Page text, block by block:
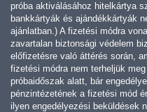
próba aktiválásához hitelkártya
bankkártyák és ajándékkártyák
ajánlatban.) A fizetési módra
zavartalan biztonsági védelem
előfizetésre való áttérés során,
fizetési módra nem terheljük
próbaidőszak alatt, bár
pénzintézetének a fizetési mód
ilyen engedélyezési beküldések